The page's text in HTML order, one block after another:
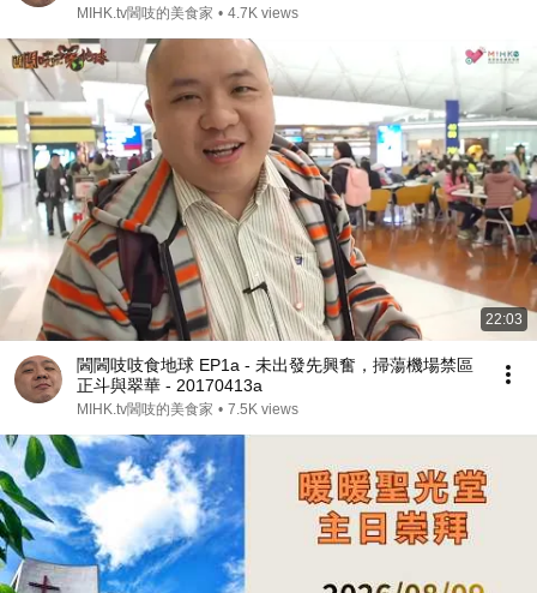
MIHK.tv閪吱的美食家 • 4.7K views
22:03
閪閪吱吱食地球 EP1a - 未出發先興奮，掃蕩機場禁區
正斗與翠華 - 20170413a
MIHK.tv閪吱的美食家 • 7.5K views